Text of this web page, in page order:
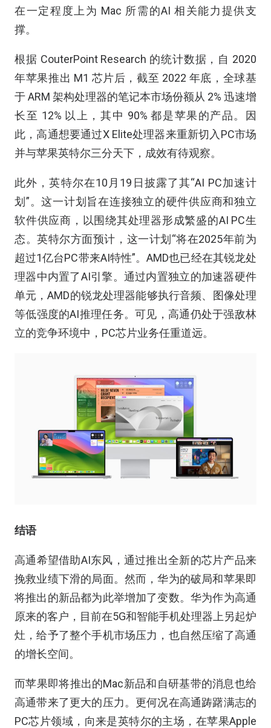
在一定程度上为 Mac 所需的AI 相关能力提供支
撑。
根据 CouterPoint Research 的统计数据，自 2020
年苹果推出 M1 芯片后，截至 2022 年底，全球基
于 ARM 架构处理器的笔记本市场份额从 2% 迅速增
长至 12% 以上，其中 90% 都是苹果的产品。因
此，高通想要通过X Elite处理器来重新切入PC市场
并与苹果英特尔三分天下，成效有待观察。
此外，英特尔在10月19日披露了其“AI PC加速计
划”。这一计划旨在连接独立的硬件供应商和独立
软件供应商，以围绕其处理器形成繁盛的AI PC生
态。英特尔方面预计，这一计划“将在2025年前为
超过1亿台PC带来AI特性”。AMD也已经在其锐龙处
理器中内置了AI引擎。通过内置独立的加速器硬件
单元，AMD的锐龙处理器能够执行音频、图像处理
等低强度的AI推理任务。可见，高通仍处于强敌林
立的竞争环境中，PC芯片业务任重道远。
结语
高通希望借助AI东风，通过推出全新的芯片产品来
挽救业绩下滑的局面。然而，华为的破局和苹果即
将推出的新品都为此举增加了变数。华为作为高通
原来的客户，目前在5G和智能手机处理器上另起炉
灶，给予了整个手机市场压力，也自然压缩了高通
的增长空间。
而苹果即将推出的Mac新品和自研基带的消息也给
高通带来了更大的压力。更何况在高通踌躇满志的
PC芯片领域，向来是英特尔的主场，在苹果Apple